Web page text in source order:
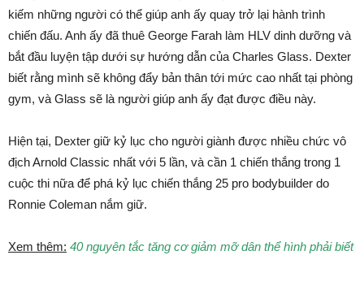
kiếm những người có thể giúp anh ấy quay trở lại hành trình
chiến đấu. Anh ấy đã thuê George Farah làm HLV dinh dưỡng và
bắt đầu luyện tập dưới sự hướng dẫn của Charles Glass. Dexter
biết rằng mình sẽ không đẩy bản thân tới mức cao nhất tại phòng
gym, và Glass sẽ là người giúp anh ấy đạt được điều này.
Hiện tại, Dexter giữ kỷ lục cho người giành được nhiều chức vô
địch Arnold Classic nhất với 5 lần, và cần 1 chiến thắng trong 1
cuộc thi nữa để phá kỷ lục chiến thắng 25 pro bodybuilder do
Ronnie Coleman nắm giữ.
Xem thêm: 40 nguyên tắc tăng cơ giảm mỡ dân thể hình phải biết